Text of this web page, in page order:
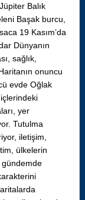
Balık
Başak burcu,
19 Kasım’da
Dünyanın
sağlık,
onuncu
evde Oğlak
yer
Tutulma
iletişim,
ülkelerin